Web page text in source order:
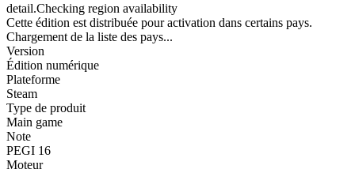
detail.Checking region availability
Cette édition est distribuée pour activation dans certains pays.
Chargement de la liste des pays...
Version
Édition numérique
Plateforme
Steam
Type de produit
Main game
Note
PEGI 16
Moteur